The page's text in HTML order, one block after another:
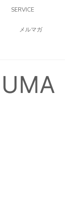
SERVICE
メルマガ